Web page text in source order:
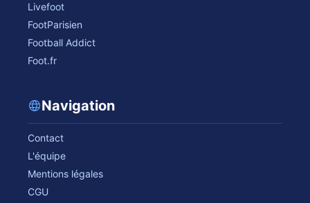
Livefoot
FootParisien
Football Addict
Foot.fr
Navigation
Contact
L'équipe
Mentions légales
CGU